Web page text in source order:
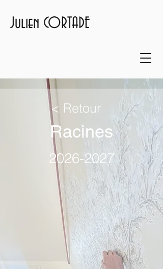
Julien CORTADE
< Retour
Racines
2026-2027